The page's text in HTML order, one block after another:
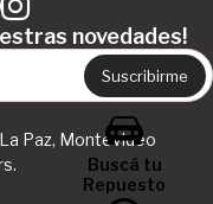
Buscá tu
Repuesto
novedades!
Suscribirme
Paz, Montevideo